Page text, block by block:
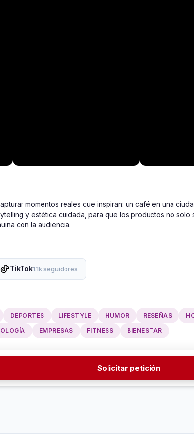
momentos reales que inspiran: un café en una
y estética cuidada, para que los productos no
con la audiencia.
TikTok1.1k seguidores
DEPORTES LIFESTYLE HUMOR RESEÑAS
EMPRESAS FITNESS BIENESTAR
Solicitar petición